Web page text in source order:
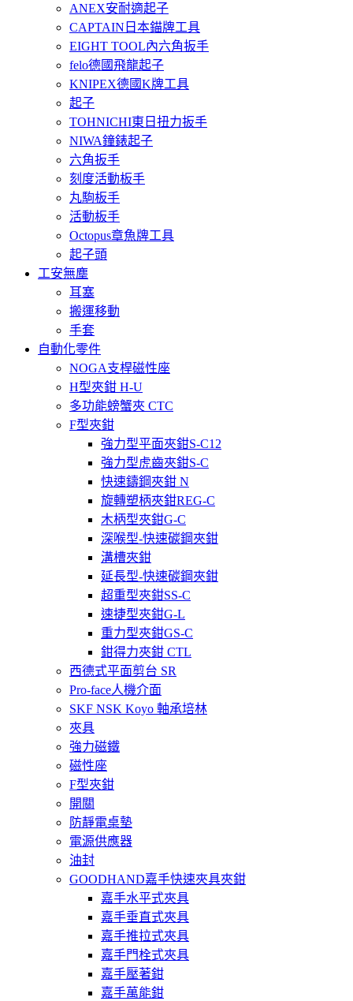
ANEX安耐適起子
CAPTAIN日本錨牌工具
EIGHT TOOL內六角扳手
felo德國飛龍起子
KNIPEX德國K牌工具
起子
TOHNICHI東日扭力扳手
NIWA鐘錶起子
六角扳手
刻度活動板手
丸駒板手
活動板手
Octopus章魚牌工具
起子頭
工安無塵
耳塞
搬運移動
手套
自動化零件
NOGA支桿磁性座
H型夾鉗 H-U
多功能螃蟹夾 CTC
F型夾鉗
強力型平面夾鉗S-C12
強力型虎齒夾鉗S-C
快速鑄鋼夾鉗 N
旋轉塑柄夾鉗REG-C
木柄型夾鉗G-C
深喉型-快速碳鋼夾鉗
溝槽夾鉗
延長型-快速碳鋼夾鉗
超重型夾鉗SS-C
速捷型夾鉗G-L
重力型夾鉗GS-C
鉗得力夾鉗 CTL
西德式平面剪台 SR
Pro-face人機介面
SKF NSK Koyo 軸承培林
夾具
強力磁鐵
磁性座
F型夾鉗
開關
防靜電桌墊
電源供應器
油封
GOODHAND嘉手快速夾具夾鉗
嘉手水平式夾具
嘉手垂直式夾具
嘉手推拉式夾具
嘉手門栓式夾具
嘉手壓著鉗
嘉手萬能鉗